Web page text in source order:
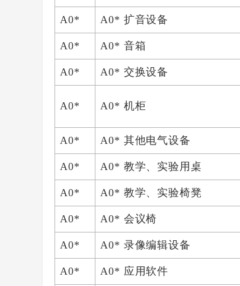
A0* A0* 扩音设备
A0* A0* 音箱
A0* A0* 交换设备
A0* A0* 机柜
A0* A0* 其他电气设备
A0* A0* 教学、实验用桌
A0* A0* 教学、实验椅凳
A0* A0* 会议椅
A0* A0* 录像编辑设备
A0* A0* 应用软件